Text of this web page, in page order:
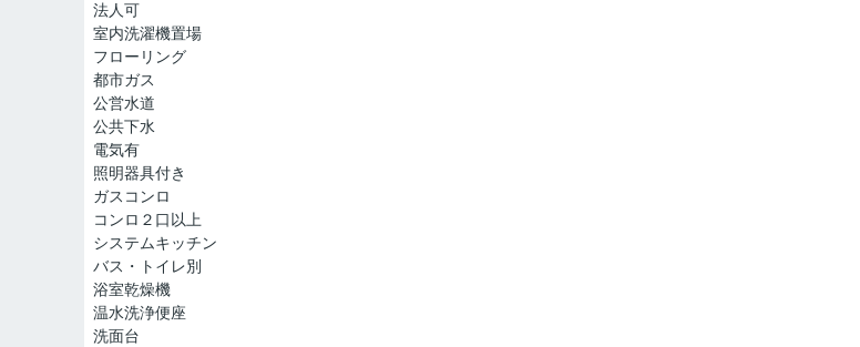
法人可
室内洗濯機置場
フローリング
都市ガス
公営水道
公共下水
電気有
照明器具付き
ガスコンロ
コンロ２口以上
システムキッチン
バス・トイレ別
浴室乾燥機
温水洗浄便座
洗面台